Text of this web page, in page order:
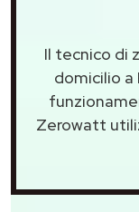
Il tecnico di
domicilio a
Zerowatt